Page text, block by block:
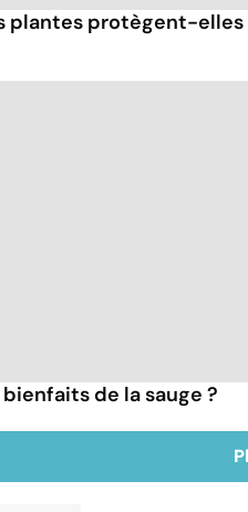
plantes protègent-elles
de la sauge ?